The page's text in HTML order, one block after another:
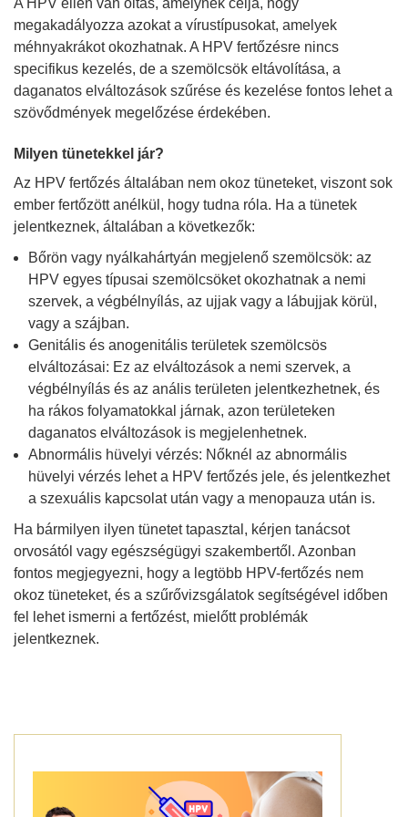
A HPV ellen van oltás, amelynek célja, hogy
megakadályozza azokat a vírustípusokat, amelyek
méhnyakrákot okozhatnak. A HPV fertőzésre nincs
specifikus kezelés, de a szemölcsök eltávolítása, a
daganatos elváltozások szűrése és kezelése fontos lehet a
szövődmények megelőzése érdekében.
Milyen tünetekkel jár?
Az HPV fertőzés általában nem okoz tüneteket, viszont sok
ember fertőzött anélkül, hogy tudna róla. Ha a tünetek
jelentkeznek, általában a következők:
Bőrön vagy nyálkahártyán megjelenő szemölcsök: az
HPV egyes típusai szemölcsöket okozhatnak a nemi
szervek, a végbélnyílás, az ujjak vagy a lábujjak körül,
vagy a szájban.
Genitális és anogenitális területek szemölcsös
elváltozásai: Ez az elváltozások a nemi szervek, a
végbélnyílás és az anális területen jelentkezhetnek, és
ha rákos folyamatokkal járnak, azon területeken
daganatos elváltozások is megjelenhetnek.
Abnormális hüvelyi vérzés: Nőknél az abnormális
hüvelyi vérzés lehet a HPV fertőzés jele, és jelentkezhet
a szexuális kapcsolat után vagy a menopauza után is.
Ha bármilyen ilyen tünetet tapasztal, kérjen tanácsot
orvosától vagy egészségügyi szakembertől. Azonban
fontos megjegyezni, hogy a legtöbb HPV-fertőzés nem
okoz tüneteket, és a szűrővizsgálatok segítségével időben
fel lehet ismerni a fertőzést, mielőtt problémák
jelentkeznek.